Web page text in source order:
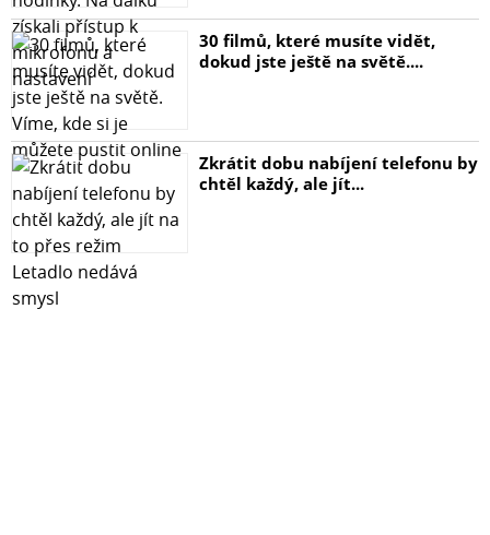
30 filmů, které musíte vidět,
dokud jste ještě na světě....
Zkrátit dobu nabíjení telefonu by
chtěl každý, ale jít...